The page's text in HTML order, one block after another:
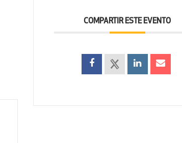
COMPARTIR ESTE EVENTO